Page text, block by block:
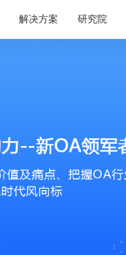
解决方案 研究院